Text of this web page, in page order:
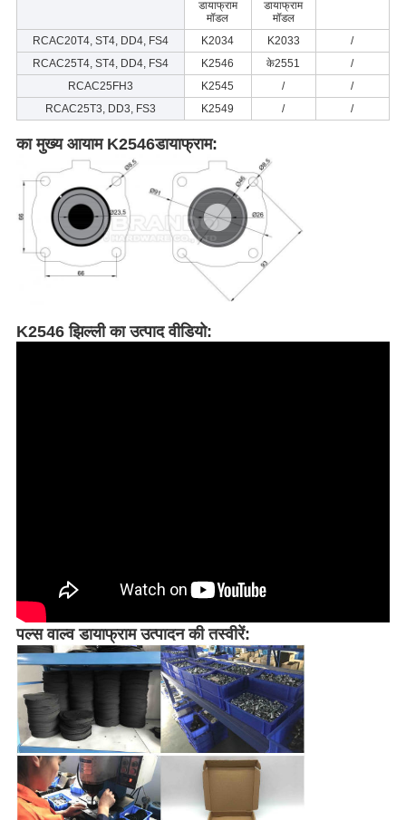
डायाफ्राम
मॉडल
डायाफ्राम
मॉडल
RCAC20T4, ST4, DD4, FS4
K2034 K2033
/
RCAC25T4, ST4, DD4, FS4
K2546 के2551
/
RCAC25FH3
K2545 /
/
RCAC25T3, DD3, FS3
K2549 / /
का मुख्य आयाम K2546डायाफ्राम:
K2546 झिल्ली का उत्पाद वीडियो:
पल्स वाल्व डायाफ्राम उत्पादन की तस्वीरें: